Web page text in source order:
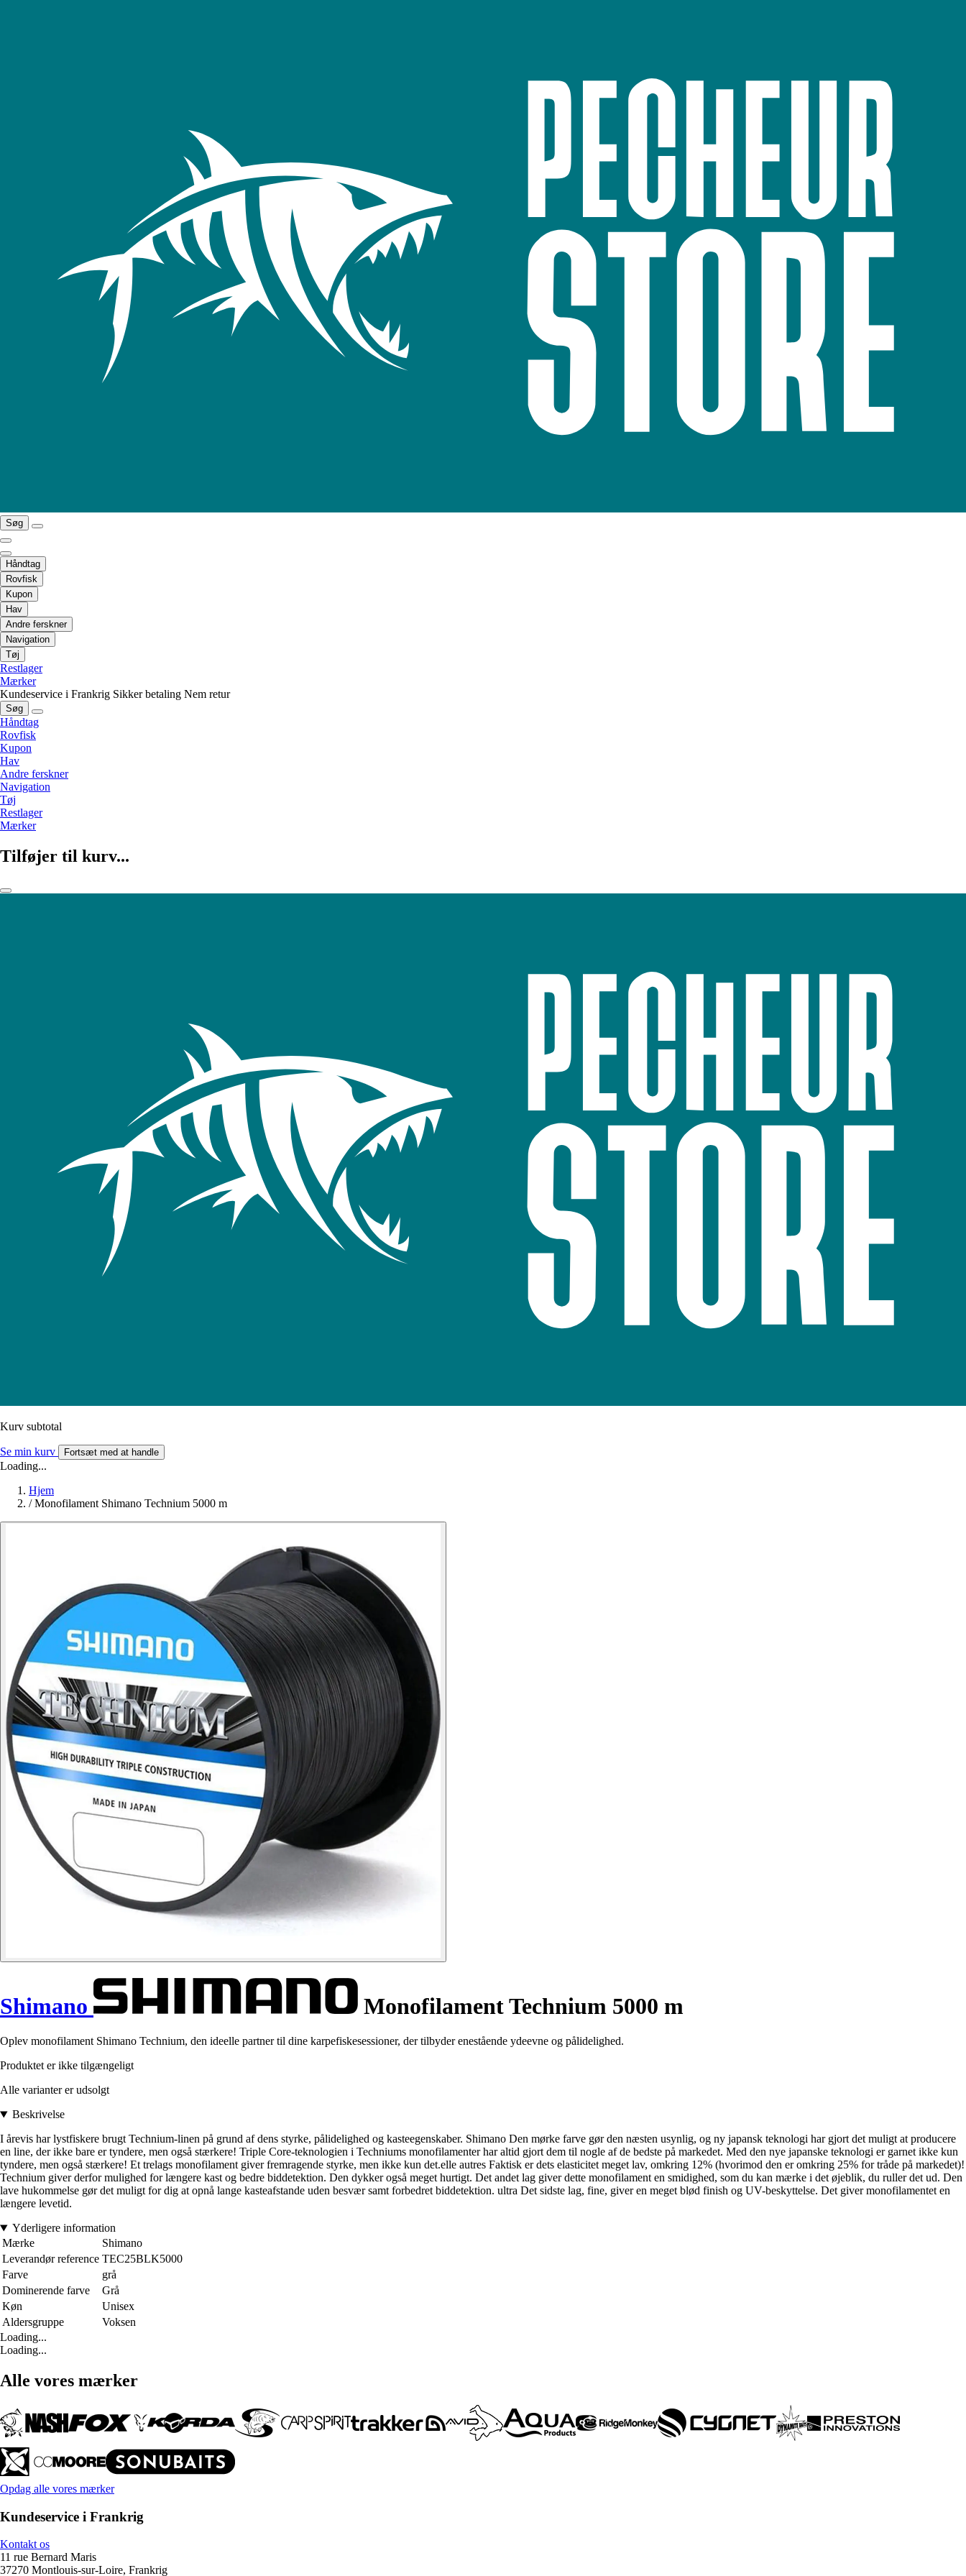
Søg
Håndtag
Rovfisk
Kupon
Hav
Andre ferskner
Navigation
Tøj
Restlager
Mærker
Kundeservice i Frankrig Sikker betaling Nem retur
Søg
Håndtag
Rovfisk
Kupon
Hav
Andre ferskner
Navigation
Tøj
Restlager
Mærker
Tilføjer til kurv...
Kurv subtotal
Se min kurv Fortsæt med at handle
Loading...
Hjem
/ Monofilament Shimano Technium 5000 m
Shimano Monofilament Technium 5000 m
Oplev monofilament Shimano Technium, den ideelle partner til dine karpefiskesessioner, der tilbyder enestående ydeevne og pålidelighed.
Produktet er ikke tilgængeligt
Alle varianter er udsolgt
Beskrivelse
I årevis har lystfiskere brugt Technium-linen på grund af dens styrke, pålidelighed og kasteegenskaber. Shimano Den mørke farve gør den næsten usynlig, og ny japansk teknologi har gjort det muligt at producere
en line, der ikke bare er tyndere, men også stærkere! Triple Core-teknologien i Techniums monofilamenter har altid gjort dem til nogle af de bedste på markedet. Med den nye japanske teknologi er garnet ikke kun
tyndere, men også stærkere! Et trelags monofilament giver fremragende styrke, men ikke kun det.elle autres Faktisk er dets elasticitet meget lav, omkring 12% (hvorimod den er omkring 25% for tråde på markedet)!
Technium giver derfor mulighed for længere kast og bedre biddetektion. Den dykker også meget hurtigt. Det andet lag giver dette monofilament en smidighed, som du kan mærke i det øjeblik, du ruller det ud. Den
lave hukommelse gør det muligt for dig at opnå lange kasteafstande uden besvær samt forbedret biddetektion. ultra Det sidste lag, fine, giver en meget blød finish og UV-beskyttelse. Det giver monofilamentet en
længere levetid.
Yderligere information
Mærke
Shimano
Leverandør reference TEC25BLK5000
Farve
grå
Dominerende farve
Grå
Køn
Unisex
Aldersgruppe
Voksen
Loading...
Loading...
Alle vores mærker
Opdag alle vores mærker
Kundeservice i Frankrig
Kontakt os
11 rue Bernard Maris
37270 Montlouis-sur-Loire, Frankrig